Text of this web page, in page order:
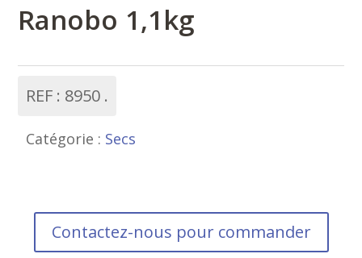
Ranobo 1,1kg
REF : 8950
Catégorie : Secs
Contactez-nous pour commander